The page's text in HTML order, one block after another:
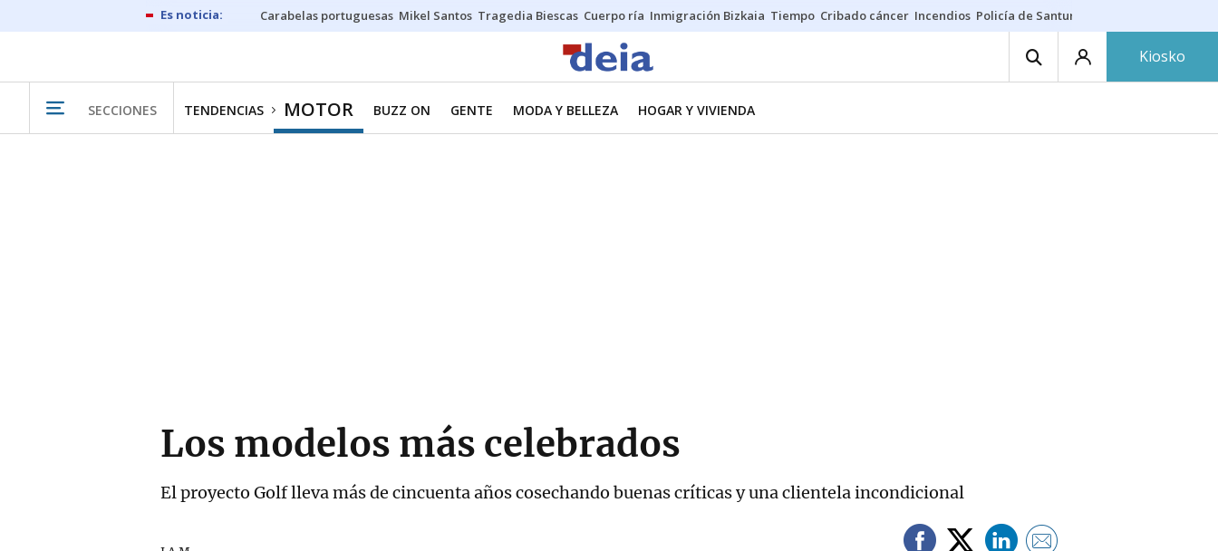
Carabelas portuguesas Mikel Santos Tragedia Biescas Cuerpo ría Inmigración Bizkaia Tiempo Cribado cáncer Incendios Policía de Santurtzi
Kiosko
SECCIONES TENDENCIAS MOTOR BUZZ ON GENTE MODA Y BELLEZA HOGAR Y VIVIENDA
Los modelos más celebrados
El proyecto Golf lleva más de cincuenta años cosechando buenas críticas y una clientela incondicional